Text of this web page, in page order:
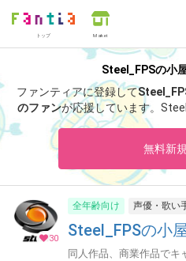
トップ Market
Steel_FPSの小
ファンティアに登録して
のファンが応援しています。
eel_FPS」では、「『影廊』また
回廊』
」などの特別なコンテ
無料新
30
全年齢向け 声優・歌い
Steel_FPSの小
同人作品、商業作品でキ